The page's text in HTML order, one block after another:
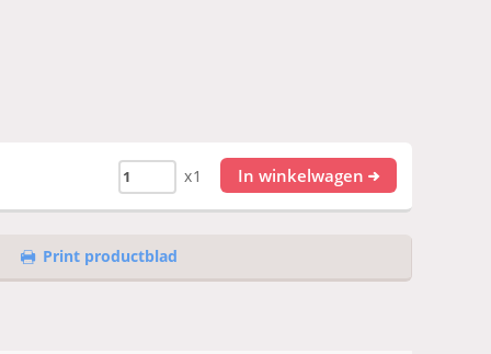
x1 In winkelwagen
Print productblad